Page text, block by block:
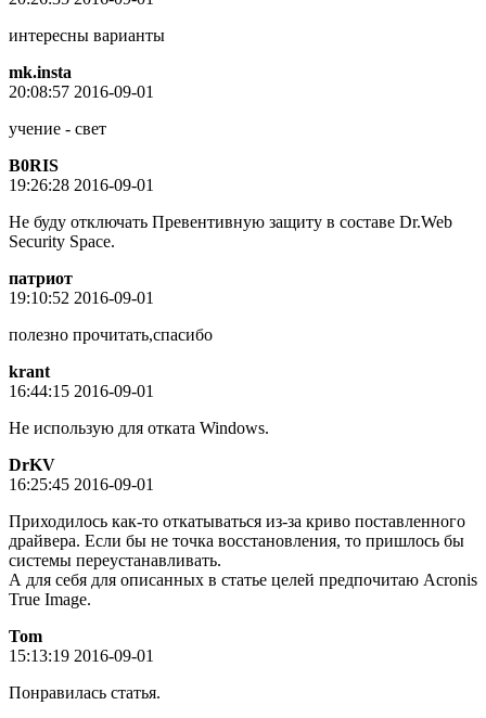
интересны варианты
mk.insta
20:08:57 2016-09-01
учение - свет
B0RIS
19:26:28 2016-09-01
Не буду отключать Превентивную защиту в составе Dr.Web
Security Space.
патриот
19:10:52 2016-09-01
полезно прочитать,спасибо
krant
16:44:15 2016-09-01
Не использую для отката Windows.
DrKV
16:25:45 2016-09-01
Приходилось как-то откатываться из-за криво поставленного
драйвера. Если бы не точка восстановления, то пришлось бы
системы переустанавливать.
А для себя для описанных в статье целей предпочитаю Acronis
True Image.
Tom
15:13:19 2016-09-01
Понравилась статья.